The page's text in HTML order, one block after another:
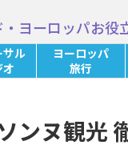
ヨーロッパお役
サル
オ
ヨーロッパ
旅行
ンヌ観光